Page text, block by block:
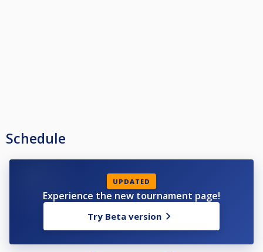
Schedule
UPDATED
Experience the new tournament page!
Try Beta version